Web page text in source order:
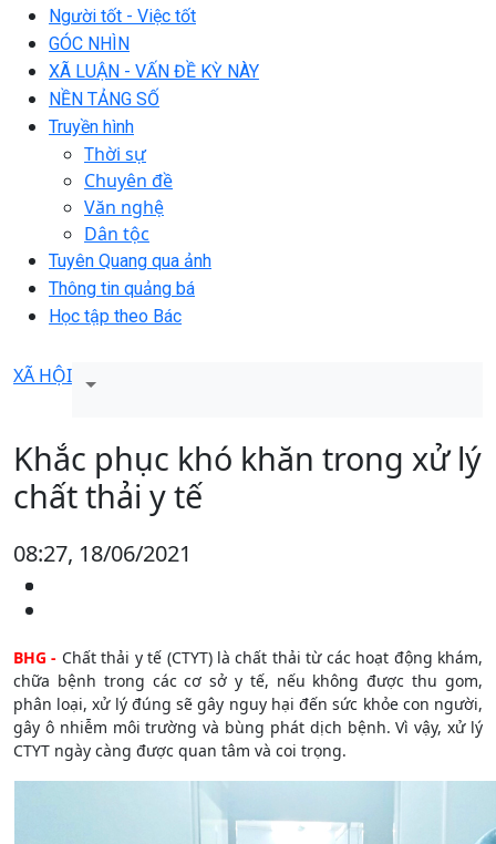
Người tốt - Việc tốt
GÓC NHÌN
XÃ LUẬN - VẤN ĐỀ KỲ NÀY
NỀN TẢNG SỐ
Truyền hình
Thời sự
Chuyên đề
Văn nghệ
Dân tộc
Tuyên Quang qua ảnh
Thông tin quảng bá
Học tập theo Bác
XÃ HỘI
Khắc phục khó khăn trong xử lý
chất thải y tế
08:27, 18/06/2021
BHG - Chất thải y tế (CTYT) là chất thải từ các hoạt động khám,
chữa bệnh trong các cơ sở y tế, nếu không được thu gom,
phân loại, xử lý đúng sẽ gây nguy hại đến sức khỏe con người,
gây ô nhiễm môi trường và bùng phát dịch bệnh. Vì vậy, xử lý
CTYT ngày càng được quan tâm và coi trọng.